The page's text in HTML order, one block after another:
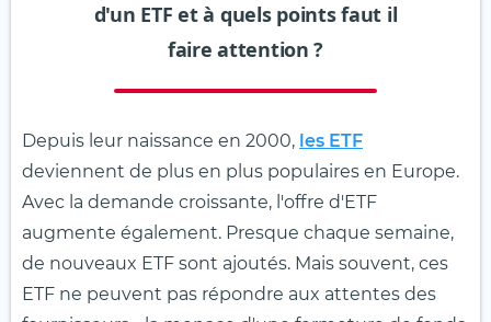
d'un ETF et à quels points faut il
faire attention ?
Depuis leur naissance en 2000, les ETF
deviennent de plus en plus populaires en Europe.
Avec la demande croissante, l'offre d'ETF
augmente également. Presque chaque semaine,
de nouveaux ETF sont ajoutés. Mais souvent, ces
ETF ne peuvent pas répondre aux attentes des